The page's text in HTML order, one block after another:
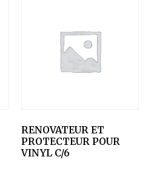
RENOVATEUR ET
PROTECTEUR POUR
VINYL C/6